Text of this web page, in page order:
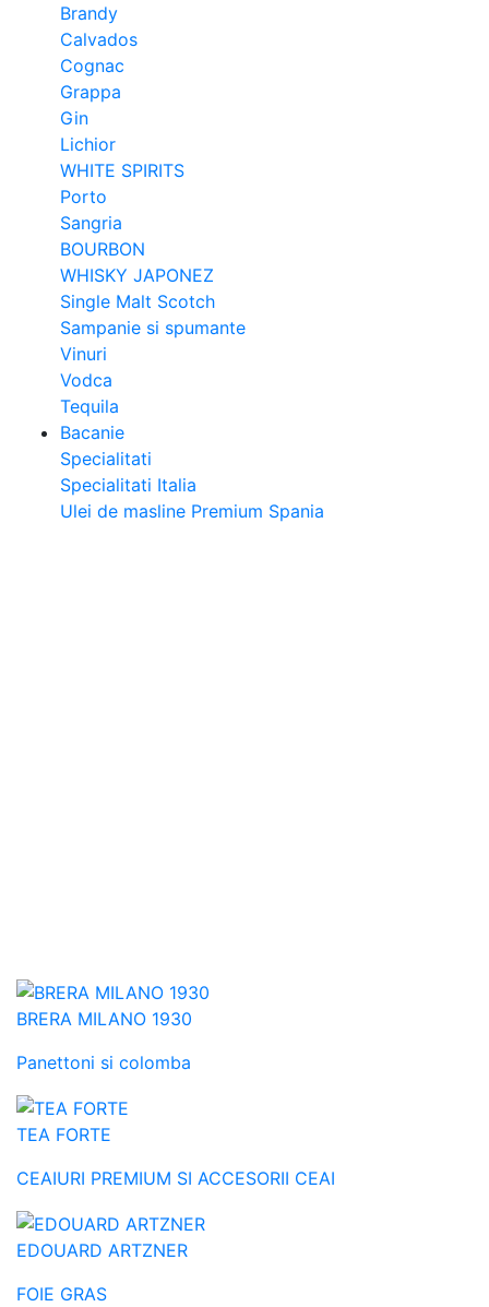
Brandy
Calvados
Cognac
Grappa
Gin
Lichior
WHITE SPIRITS
Porto
Sangria
BOURBON
WHISKY JAPONEZ
Single Malt Scotch
Sampanie si spumante
Vinuri
Vodca
Tequila
Bacanie
Specialitati
Specialitati Italia
Ulei de masline Premium Spania
BRERA MILANO 1930
Panettoni si colomba
TEA FORTE
CEAIURI PREMIUM SI ACCESORII CEAI
EDOUARD ARTZNER
FOIE GRAS